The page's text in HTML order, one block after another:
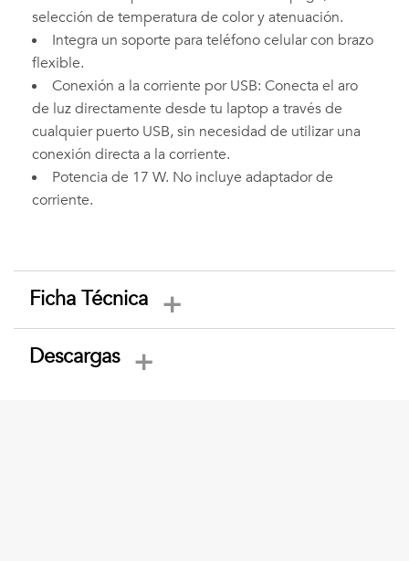
selección de temperatura de color y atenuación.
Integra un soporte para teléfono celular con brazo
flexible.
Conexión a la corriente por USB: Conecta el aro
de luz directamente desde tu laptop a través de
cualquier puerto USB, sin necesidad de utilizar una
conexión directa a la corriente.
Potencia de 17 W. No incluye adaptador de
corriente.
Ficha Técnica
Descargas